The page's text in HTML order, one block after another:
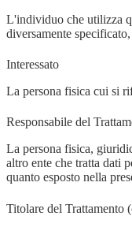
L'individuo che utilizza
diversamente
Interessato
La persona fisica cui si
Responsabile del
La persona fisica,
altro ente che tratta dati
quanto esposto nella
Titolare del Trattamento